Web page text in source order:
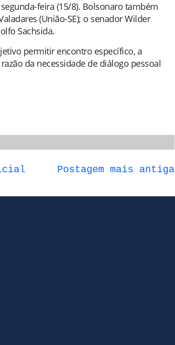
feira (15/8). Bolsonaro também
(União-SE); o senador Wilder
Sachsida.
permitir encontro específico, a
da necessidade de diálogo pessoal
Postagem mais antiga